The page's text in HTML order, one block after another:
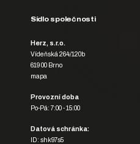
Sídlo společnosti
Herz, s.r.o.
Vídeňská 264/120b
619 00 Brno
mapa
Provozní doba
Po-Pá: 7:00 - 15:00
Datová schránka:
ID: shk97s5